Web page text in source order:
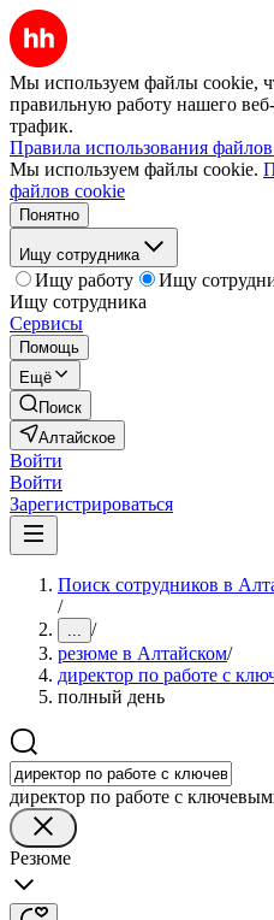
Мы используем файлы cookie,
правильную работу нашего
трафик.
Правила использования
Мы используем файлы cookie.
файлов cookie
Понятно
Ищу сотрудника
Ищу работу
Ищу
Ищу сотрудника
Сервисы
Помощь
Ещё
Поиск
Алтайское
Войти
Войти
Зарегистрироваться
Поиск сотрудников в
/
... /
резюме в Алтайском/
директор по работе с
полный день
директор по работе с
Резюме